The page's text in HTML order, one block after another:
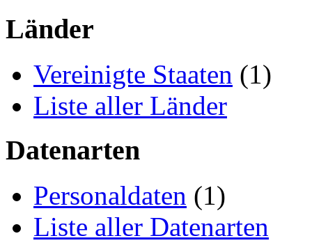
Länder
Vereinigte Staaten (1)
Liste aller Länder
Datenarten
Personaldaten (1)
Liste aller Datenarten